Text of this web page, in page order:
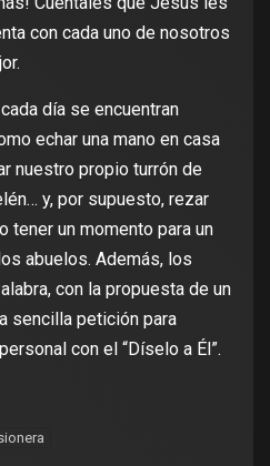
con cada uno de nosotros
día se encuentran
echar una mano en casa
nuestro propio turrón de
y, por supuesto, rezar
tener un momento para un
abuelos. Además, los
con la propuesta de un
sencilla petición para
con el “Díselo a Él”.